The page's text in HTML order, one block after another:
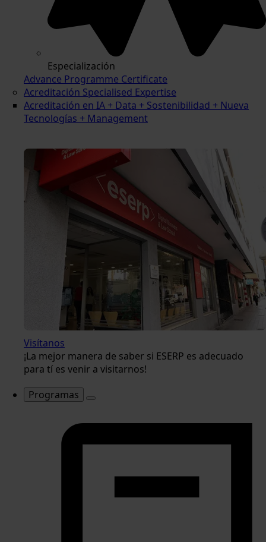
Especialización
Advance Programme Certificate
Acreditación Specialised Expertise
Acreditación en IA + Data + Sostenibilidad + Nueva
Tecnologías + Management
Visítanos
¡La mejor manera de saber si ESERP es adecuado
para tí es venir a visitarnos!
Programas